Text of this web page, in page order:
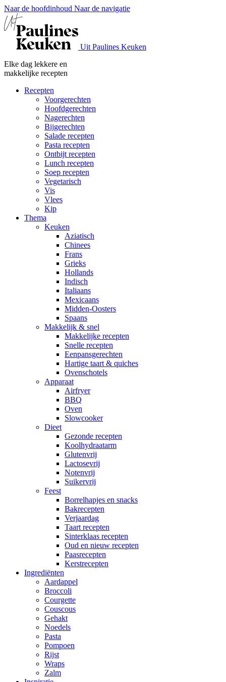
Naar de hoofdinhoud Naar de navigatie
Uit Paulines Keuken
Elke dag lekkere en
makkelijke recepten
Recepten
Voorgerechten
Hoofdgerechten
Nagerechten
Bijgerechten
Salade recepten
Pasta recepten
Ontbijt recepten
Lunch recepten
Soep recepten
Vegetarisch
Vis
Vlees
Kip
Thema
Keuken
Aziatisch
Chinees
Frans
Grieks
Hollands
Indisch
Italiaans
Mexicaans
Midden-Oosters
Spaans
Makkelijk & snel
Makkelijke recepten
Snelle recepten
Eenpansgerechten
Hartige taart & quiches
Ovenschotels
Apparaat
Airfryer
BBQ
Oven
Slowcooker
Dieet
Gezonde recepten
Koolhydraatarm
Glutenvrij
Lactosevrij
Notenvrij
Suikervrij
Feest
Borrelhapjes en snacks
Bakrecepten
Verjaardag
Taart recepten
Sinterklaas recepten
Oud en nieuw recepten
Paasrecepten
Kerstrecepten
Ingrediënten
Aardappel
Broccoli
Courgette
Couscous
Gehakt
Noedels
Pasta
Pompoen
Rijst
Wraps
Zalm